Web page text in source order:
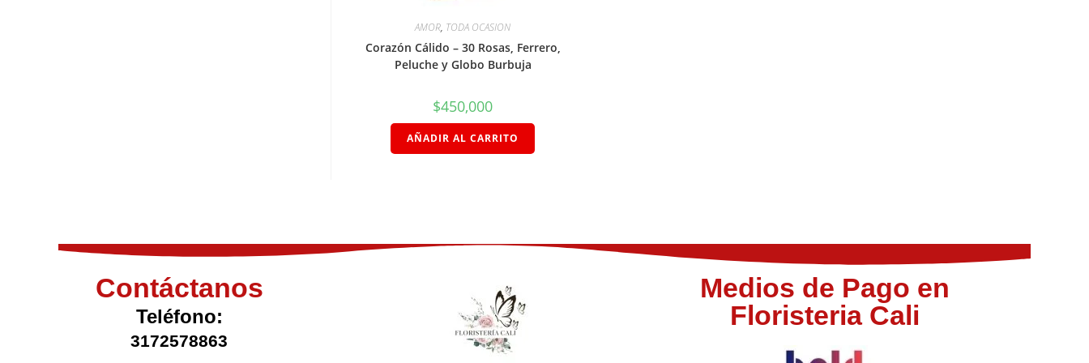
AMOR, TODA OCASION
Corazón Cálido – 30 Rosas, Ferrero,
Peluche y Globo Burbuja
$450,000
AÑADIR AL CARRITO
Contáctanos
Teléfono:
3172578863
Medios de Pago en
Floristeria Cali